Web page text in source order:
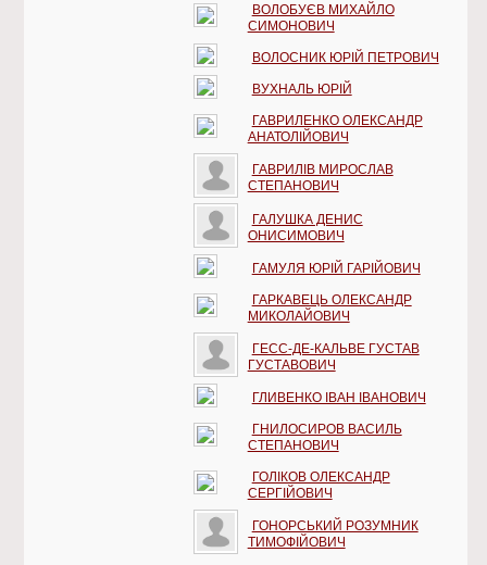
ВОЛОБУЄВ МИХАЙЛО
СИМОНОВИЧ
ВОЛОСНИК ЮРІЙ ПЕТРОВИЧ
ВУХНАЛЬ ЮРІЙ
ГАВРИЛЕНКО ОЛЕКСАНДР
АНАТОЛІЙОВИЧ
ГАВРИЛІВ МИРОСЛАВ
СТЕПАНОВИЧ
ГАЛУШКА ДЕНИС
ОНИСИМОВИЧ
ГАМУЛЯ ЮРІЙ ГАРІЙОВИЧ
ГАРКАВЕЦЬ ОЛЕКСАНДР
МИКОЛАЙОВИЧ
ГЕСС-ДЕ-КАЛЬВЕ ГУСТАВ
ГУСТАВОВИЧ
ГЛИВЕНКО ІВАН ІВАНОВИЧ
ГНИЛОСИРОВ ВАСИЛЬ
СТЕПАНОВИЧ
ГОЛІКОВ ОЛЕКСАНДР
СЕРГІЙОВИЧ
ГОНОРСЬКИЙ РОЗУМНИК
ТИМОФІЙОВИЧ